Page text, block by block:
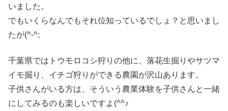
いました。
でもいくらなんでもそれ位知っているでしょ？と思いまし
たが(^-^;
千葉県ではトウモロコシ狩りの他に、落花生掘りやサツマ
イモ掘り、イチゴ狩りができる農園が沢山あります。
子供さんがいる方は、そういう農業体験を子供さんと一緒
にしてみるのも楽しいですよ(^^♪